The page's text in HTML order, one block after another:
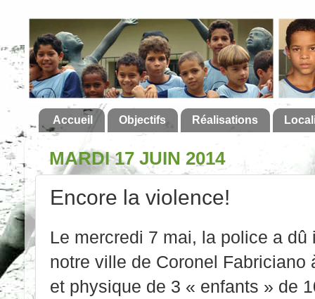
Accueil Objectifs Réalisations
MARDI 17 JUIN 2014
Encore la violence!
Le mercredi 7 mai, la police a
notre ville de Coronel
et physique de 3 « enfants » de